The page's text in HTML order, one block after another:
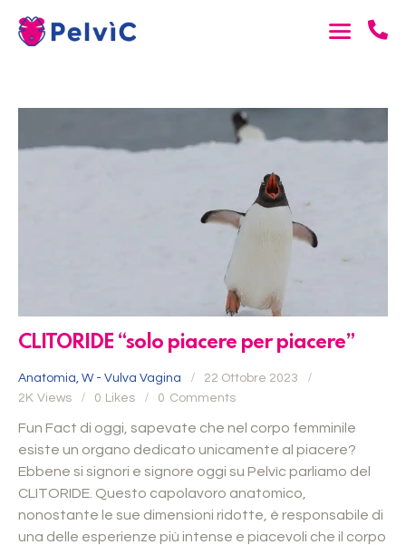
CLITORIDE “solo piacere per piacere”
Anatomia, W - Vulva Vagina
22 Ottobre 2023
2K Views 0 Likes 0 Comments
Fun Fact di oggi, sapevate che nel corpo femminile
esiste un organo dedicato unicamente al piacere?
Ebbene si signori e signore oggi su Pelvìc parliamo del
CLITORIDE. Questo capolavoro anatomico,
nonostante le sue dimensioni ridotte, è responsabile di
una delle esperienze più intense e piacevoli che il corpo